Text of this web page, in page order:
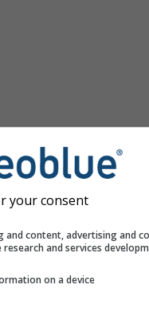
your consent
and content, advertising and
and services
on a device